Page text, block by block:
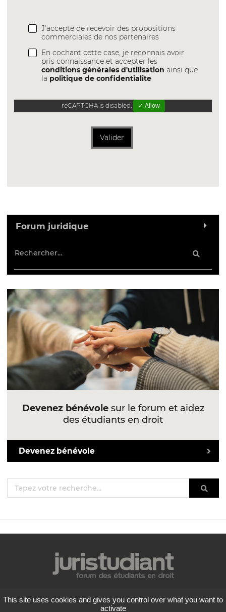
J'accepte de recevoir des propositions
commerciales de nos partenaires
En cochant cette case, je reconnais avoir
pris connaissance et accepter les
conditions générales d'utilisation ainsi que
la politique de confidentialite
reCAPTCHA is disabled. ✓ Allow
Valider
Forum juridique
Devenez bénévolesur le forum et aidez
des étudiants en droit
Devenez bénévole
Mentions légales
Politique de confidentialité
This site uses cookies and gives you control over what you want to
activate